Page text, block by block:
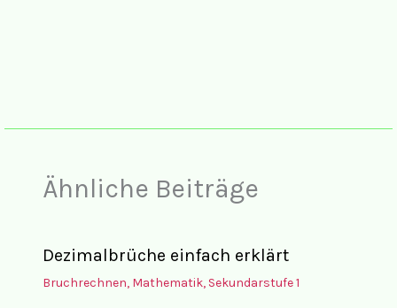
Ähnliche Beiträge
Dezimalbrüche einfach erklärt
Bruchrechnen, Mathematik, Sekundarstufe 1